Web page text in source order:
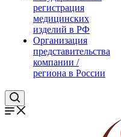
регистрация
медицинских
изделий в РФ
Организация
представительства
компании /
региона в России